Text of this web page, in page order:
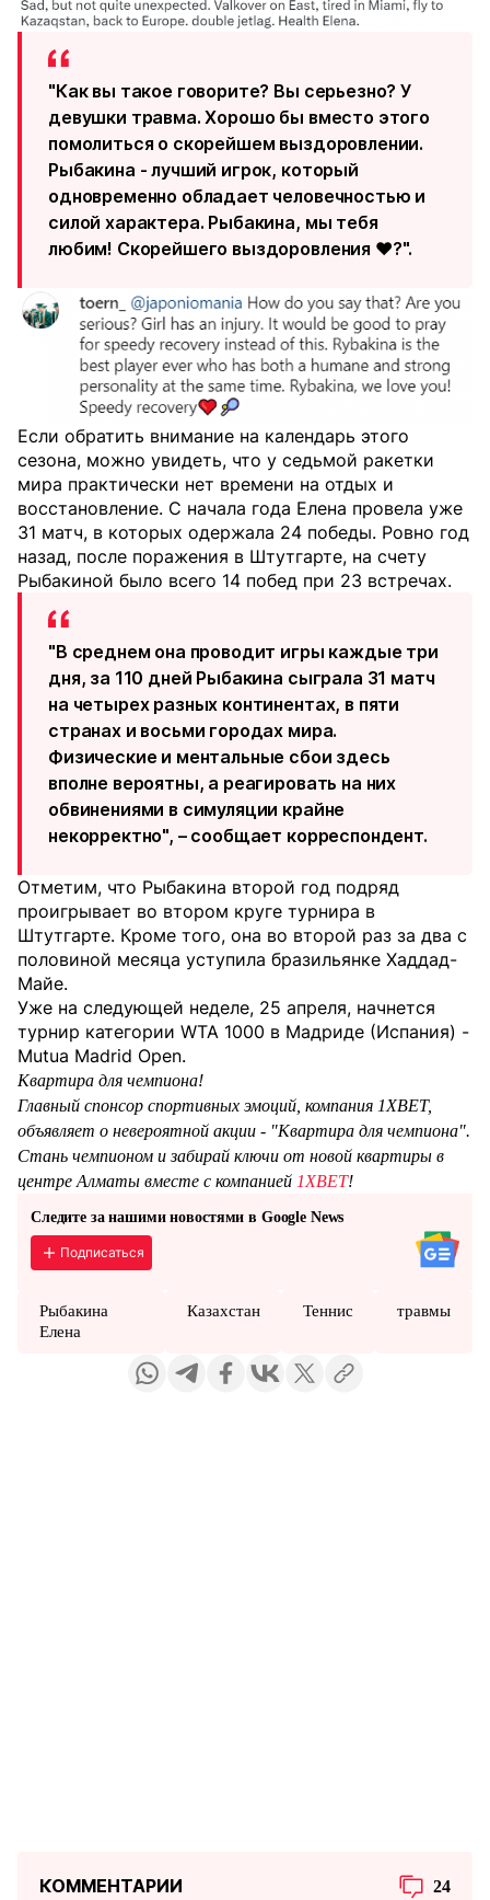
"Как вы такое говорите? Вы серьезно? У
девушки травма. Хорошо бы вместо этого
помолиться о скорейшем выздоровлении.
Рыбакина - лучший игрок, который
одновременно обладает человечностью и
силой характера. Рыбакина, мы тебя
любим! Скорейшего выздоровления ❤️?".
Если обратить внимание на календарь этого
сезона, можно увидеть, что у седьмой ракетки
мира практически нет времени на отдых и
восстановление. С начала года Елена провела уже
31 матч, в которых одержала 24 победы. Ровно год
назад, после поражения в Штутгарте, на счету
Рыбакиной было всего 14 побед при 23 встречах.
"В среднем она проводит игры каждые три
дня, за 110 дней Рыбакина сыграла 31 матч
на четырех разных континентах, в пяти
странах и восьми городах мира.
Физические и ментальные сбои здесь
вполне вероятны, а реагировать на них
обвинениями в симуляции крайне
некорректно", – сообщает корреспондент.
Отметим, что Рыбакина второй год подряд
проигрывает во втором круге турнира в
Штутгарте. Кроме того, она во второй раз за два с
половиной месяца уступила бразильянке Хаддад-
Майе.
Уже на следующей неделе, 25 апреля, начнется
турнир категории WTA 1000 в Мадриде (Испания) -
Mutua Madrid Open.
Квартира для чемпиона!
Главный спонсор спортивных эмоций, компания 1XBET,
объявляет о невероятной акции - "Квартира для чемпиона".
Стань чемпионом и забирай ключи от новой квартиры в
центре Алматы вместе с компанией 1XBET!
Следите за нашими новостями в Google News
Подписаться
Рыбакина
Елена
Казахстан Теннис травмы
КОММЕНТАРИИ 24